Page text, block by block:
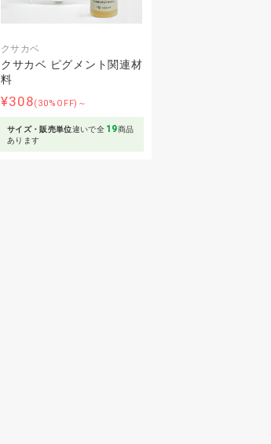
クサカベ
クサカベ ピグメント関連材
料
¥308(30%OFF)～
サイズ・販売単位違いで全 19商品
あります